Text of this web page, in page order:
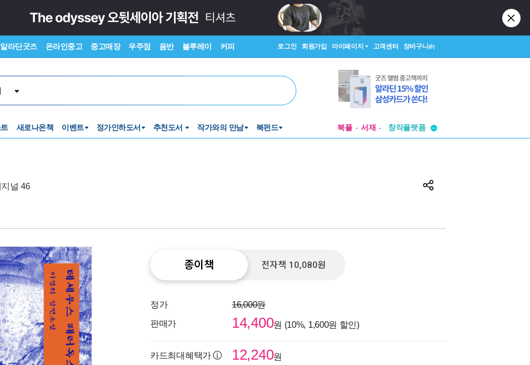
알라딘굿즈 온라인중고 중고매장 우주점 음반 블루레이 커피 로그인 회원가입 마이페이지 고객센터 장바구니(0)
새로나온책 이벤트 정가인하도서 추천도서 작가와의 만남 북펀드 북플 서재
창작플랫폼
널 46
종이책 전자책 10,080원
정가
16,000원
판매가
14,400원 (10%, 1,600원 할인)
카드최대혜택가 12,240원